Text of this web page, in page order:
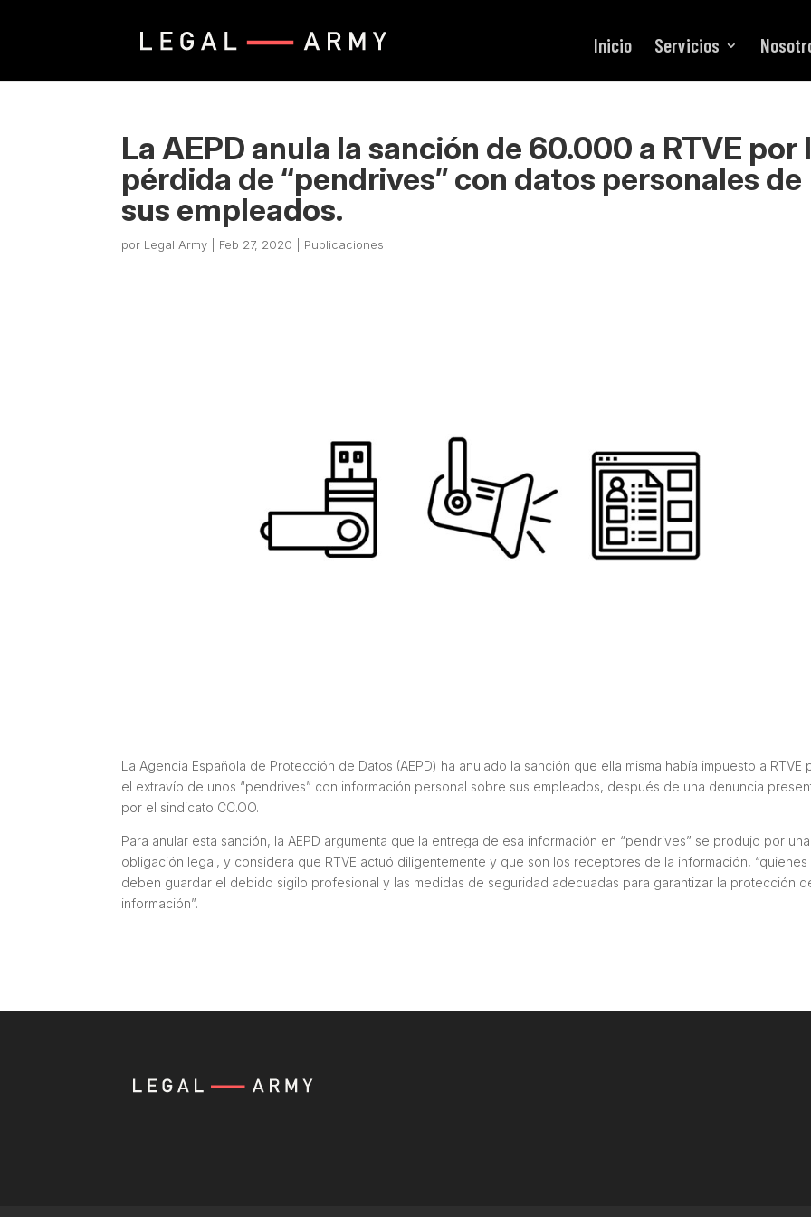
Inicio Servicios
La AEPD anula la sanción de 60.000 a RTVE por
pérdida de “pendrives” con datos personales de
sus empleados.
por Legal Army Feb 27, 2020 Publicaciones
La Agencia Española de Protección de Datos (AEPD) ha anulado la sanción que ella misma había impuesto a RTVE
el extravío de unos “pendrives” con información personal sobre sus empleados, después de una denuncia
por el sindicato CC.OO.
Para anular esta sanción, la AEPD argumenta que la entrega de esa información en “pendrives” se produjo por una
obligación legal, y considera que RTVE actuó diligentemente y que son los receptores de la información, “quienes
deben guardar el debido sigilo profesional y las medidas de seguridad adecuadas para garantizar la protección
información”.